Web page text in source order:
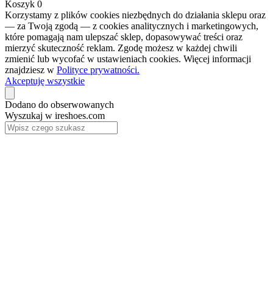
Koszyk 0
Korzystamy z plików cookies niezbędnych do działania sklepu oraz
— za Twoją zgodą — z cookies analitycznych i marketingowych,
które pomagają nam ulepszać sklep, dopasowywać treści oraz
mierzyć skuteczność reklam. Zgodę możesz w każdej chwili
zmienić lub wycofać w ustawieniach cookies. Więcej informacji
znajdziesz w Polityce prywatności.
Akceptuję wszystkie
Dodano do obserwowanych
Wyszukaj w ireshoes.com